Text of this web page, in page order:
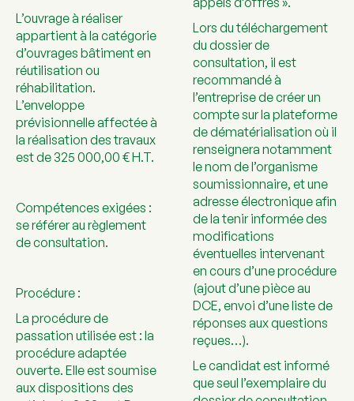
L’ouvrage à réaliser
appartient à la catégorie
d’ouvrages bâtiment en
réutilisation ou
réhabilitation.
L’enveloppe
prévisionnelle affectée à
la réalisation des travaux
est de 325 000,00 € H.T.
Compétences exigées :
se référer au règlement
de consultation.
Procédure :
La procédure de
passation utilisée est : la
procédure adaptée
ouverte. Elle est soumise
aux dispositions des
Lors du téléchargement
du dossier de
consultation, il est
recommandé à
l’entreprise de créer un
compte sur la plateforme
de dématérialisation où il
renseignera notamment
le nom de l’organisme
soumissionnaire, et une
adresse électronique afin
de la tenir informée des
modifications
éventuelles intervenant
en cours d’une procédure
(ajout d’une pièce au
DCE, envoi d’une liste de
réponses aux questions
reçues…).
Le candidat est informé
que seul l’exemplaire du